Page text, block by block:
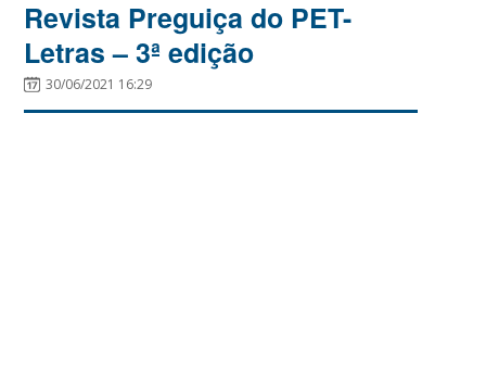
Revista Preguiça do PET-
Letras – 3ª edição
30/06/2021 16:29